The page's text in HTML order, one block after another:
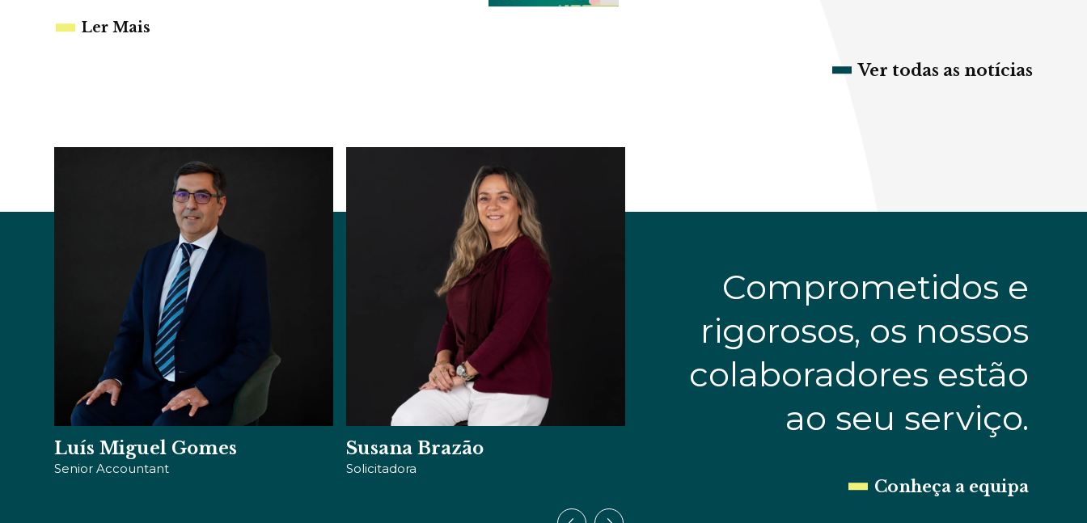
Ler Mais
Ver todas as notícias
Susana Brazão
Solicitadora
Viviana Dias
Designer de Comunicação
Comprometidos e
rigorosos, os nossos
colaboradores estão
ao seu serviço.
Conheça a equipa